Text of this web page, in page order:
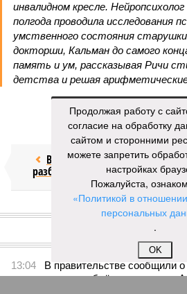
инвалидном кресле.
полгода проводила исследования
умственного состояния
докторши, Кальман до самого
память и ум, рассказывая Ричи
детства и решая арифметические
Газета
Воры без
разбора
Версия //Общество
Земля уже не раз
крутой нрав – когда покажет снова?
Последние времена
Продолжая работу с
согласие на обработку
сайтом и сторонними
можете запретить
настройках
Пожалуйста,
«Политикой в
персональных
.
OK